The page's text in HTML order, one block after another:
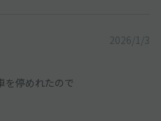
2026/1/3
を停めれたので